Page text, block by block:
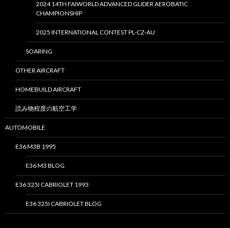
2024 14TH FAIWORLD ADVANCED GLIDER AEROBATIC
CHAMPIONSHIP
2025 INTERNATIONAL CONTEST PL-CZ-AU
SOARING
OTHER AIRCRAFT
HOMEBUILD AIRCRAFT
読み物程度の航空工学
AUTOMOBILE
E36 M3B 1995
E36 M3 BLOG
E36 325I CABRIOLET 1993
E36 325I CABRIOLET BLOG